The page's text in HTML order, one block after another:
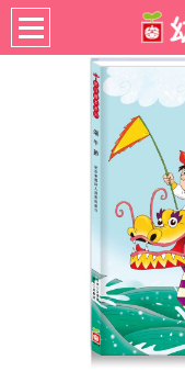
書籍分齡 適用年齡